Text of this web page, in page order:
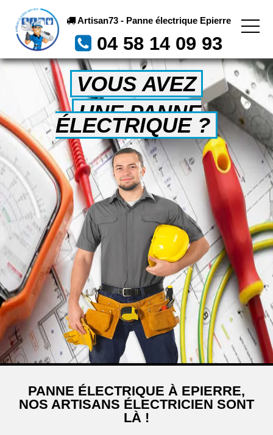
Artisan73 - Panne électrique Epierre
04 58 14 09 93
VOUS AVEZ
UNE PANNE
ÉLECTRIQUE ?
PANNE ÉLECTRIQUE À EPIERRE,
NOS ARTISANS ÉLECTRICIEN SONT
LÀ !